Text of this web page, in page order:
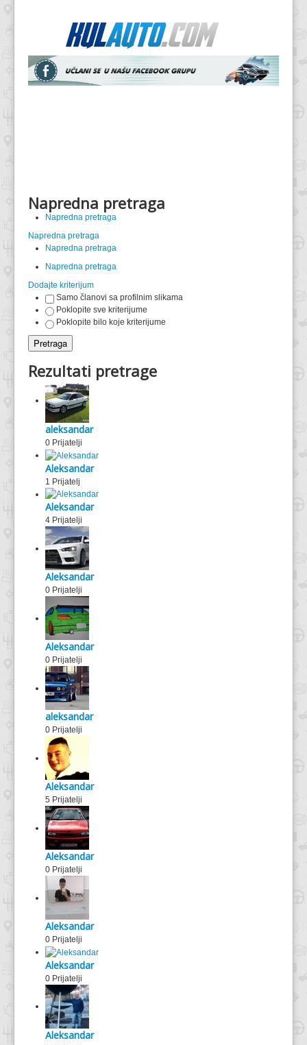
Napredna pretraga
Napredna pretraga
Napredna pretraga
Napredna pretraga
Napredna pretraga
Dodajte kriterijum
Samo članovi sa profilnim slikama
Poklopite sve kriterijume
Poklopite bilo koje kriterijume
Rezultati pretrage
aleksandar
0 Prijatelji
Aleksandar
1 Prijatelj
Aleksandar
4 Prijatelji
Aleksandar
0 Prijatelji
Aleksandar
0 Prijatelji
aleksandar
0 Prijatelji
Aleksandar
5 Prijatelji
Aleksandar
0 Prijatelji
Aleksandar
0 Prijatelji
Aleksandar
0 Prijatelji
Aleksandar